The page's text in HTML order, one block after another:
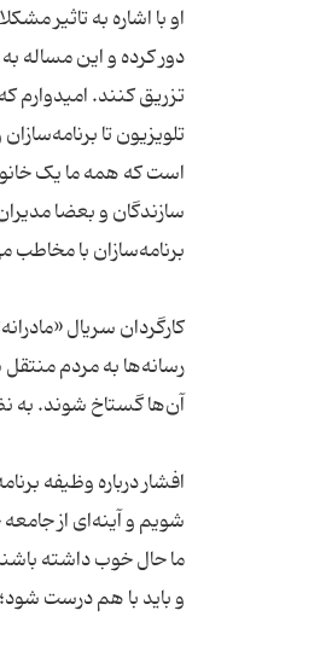
او با اشاره به تاثیر
دور کرده و این مساله
تزریق کنند. امیدوارم
تلویزیون تا
است که همه ما یک
سازندگان و بعضا
برنامه‌سازان با
کارگردان سریال
رسانه‌ها به مردم
آن‌ها گستاخ شوند. به
افشار درباره وظیفه
شویم و آینه‌ای از
ما حال خوب داشته
و باید با هم درست